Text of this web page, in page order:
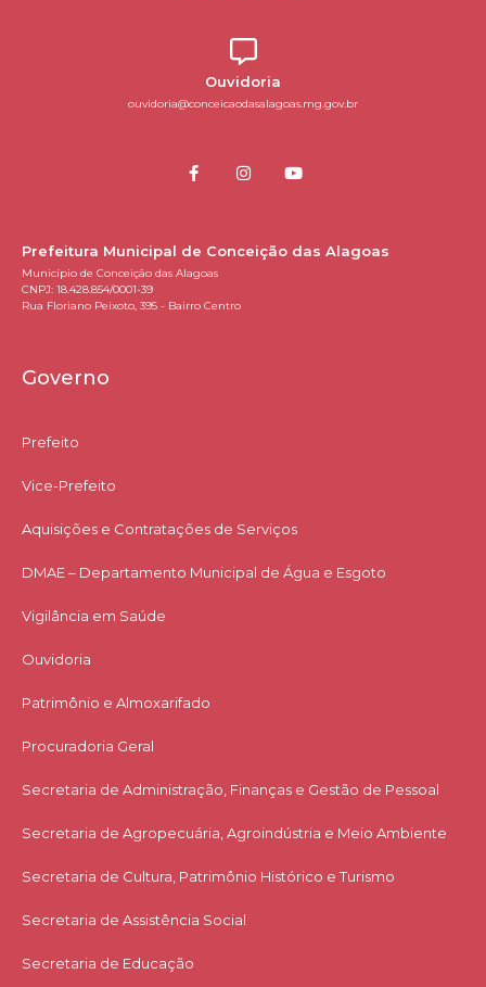
Ouvidoria
ouvidoria@conceicaodasalagoas.mg.gov.br
Prefeitura Municipal de Conceição das Alagoas
Município de Conceição das Alagoas
CNPJ: 18.428.854/0001-39
Rua Floriano Peixoto, 395 - Bairro Centro
Governo
Prefeito
Vice-Prefeito
Aquisições e Contratações de Serviços​
DMAE – Departamento Municipal de Água e Esgoto
Vigilância em Saúde
Ouvidoria
Patrimônio e Almoxarifado
Procuradoria Geral
Secretaria de Administração, Finanças e Gestão de Pessoal
Secretaria de Agropecuária, Agroindústria e Meio Ambiente
Secretaria de Cultura, Patrimônio Histórico e Turismo
Secretaria de Assistência Social
Secretaria de Educação